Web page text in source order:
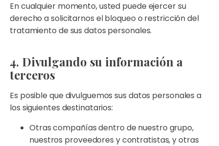
En cualquier momento, usted puede ejercer su
derecho a solicitarnos el bloqueo o restricción del
tratamiento de sus datos personales.
4. Divulgando su información a
terceros
Es posible que divulguemos sus datos personales a
los siguientes destinatarios:
Otras compañías dentro de nuestro grupo,
nuestros proveedores y contratistas, y otras